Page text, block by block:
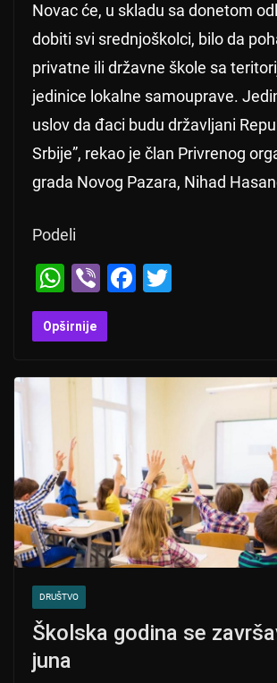
Novac će, u skladu sa donetom
dobiti svi srednjoškolci, bilo da
privatne ili državne škole sa
jedinice lokalne samouprave.
uslov da đaci budu državljani
Srbije”, rekao je član Privrenog
grada Novog Pazara, Nihad
Podeli
W
h
at
A
p
Vi
b
er
F
o
k
Opširnije
DRUŠTVO
Školska godina se
juna